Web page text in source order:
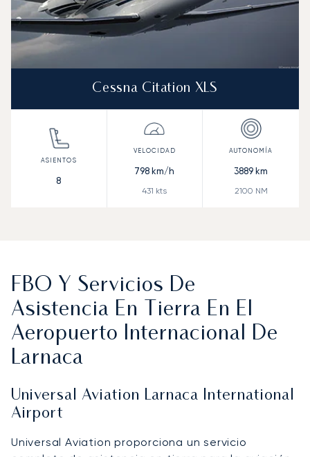
Cessna Citation XLS
8
798 km/h
431 kts
3889 km
2100 NM
FBO Y Servicios De
Asistencia En Tierra En El
Aeropuerto Internacional De
Larnaca
Universal Aviation Larnaca International
Airport
Universal Aviation proporciona un servicio